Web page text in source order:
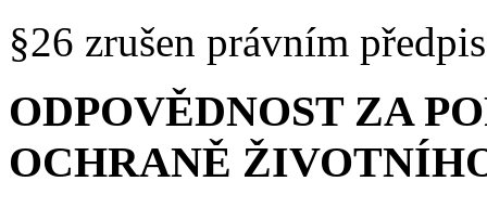
§26 zrušen právním
ODPOVĚDNOST ZA
OCHRANĚ